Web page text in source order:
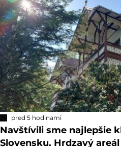
pred 5 hodinami
Navštívili sme najlepšie
Slovensku. Hrdzavý